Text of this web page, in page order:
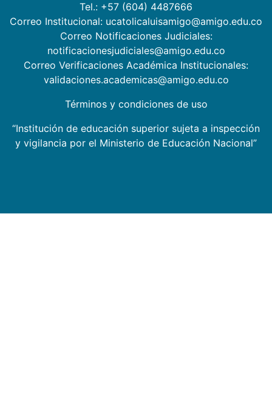
Tel.: +57 (604) 4487666
Correo Institucional: ucatolicaluisamigo@amigo.edu.co
Correo Notificaciones Judiciales:
notificacionesjudiciales@amigo.edu.co
Correo Verificaciones Académica Institucionales:
validaciones.academicas@amigo.edu.co
Términos y condiciones de uso
“Institución de educación superior sujeta a inspección
y vigilancia por el Ministerio de Educación Nacional”